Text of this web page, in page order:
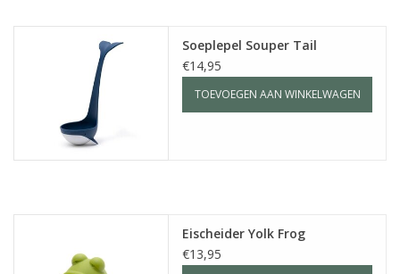
Soeplepel Souper Tail
€14,95
TOEVOEGEN AAN WINKELWAGEN
Eischeider Yolk Frog
€13,95